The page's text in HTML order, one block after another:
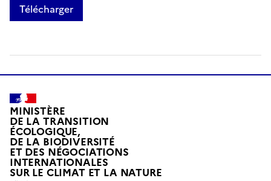
Télécharger
MINISTÈRE
DE LA TRANSITION
ÉCOLOGIQUE,
DE LA BIODIVERSITÉ
ET DES NÉGOCIATIONS
INTERNATIONALES
SUR LE CLIMAT ET LA NATURE